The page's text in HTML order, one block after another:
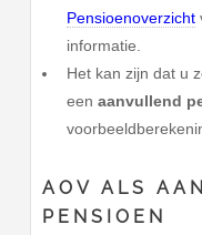
Pensioenoverzicht
informatie.
Het kan zijn dat u
een aanvullend
AOV ALS
PENSIOEN